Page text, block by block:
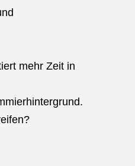
mehr Zeit in